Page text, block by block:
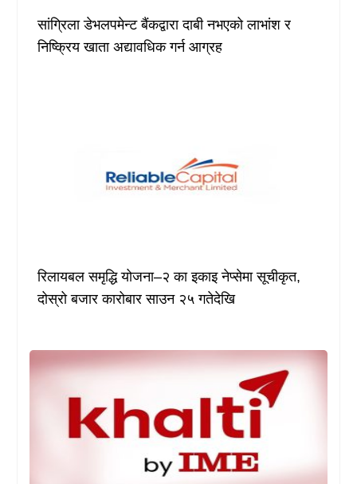
सांग्रिला डेभलपमेन्ट बैंकद्वारा दाबी नभएको लाभांश र
निष्क्रिय खाता अद्यावधिक गर्न आग्रह
रिलायबल समृद्धि योजना–२ का इकाइ नेप्सेमा सूचीकृत,
दोस्रो बजार कारोबार साउन २५ गतेदेखि